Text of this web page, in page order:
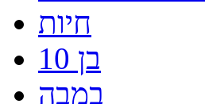
חיות
בן 10
במבה